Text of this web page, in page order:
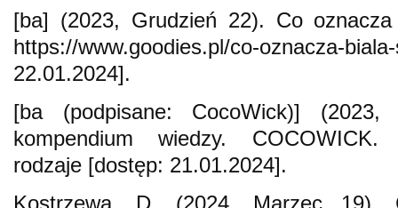
[ba] (2023, Grudzień 22). Co oznacza
https://www.goodies.pl/co-
22.01.2024].
[ba (podpisane: CocoWick)]
kompendium wiedzy. COCOWICK.
rodzaje [dostęp: 21.01.2024].
Kostrzewa, D. (2024, Marzec